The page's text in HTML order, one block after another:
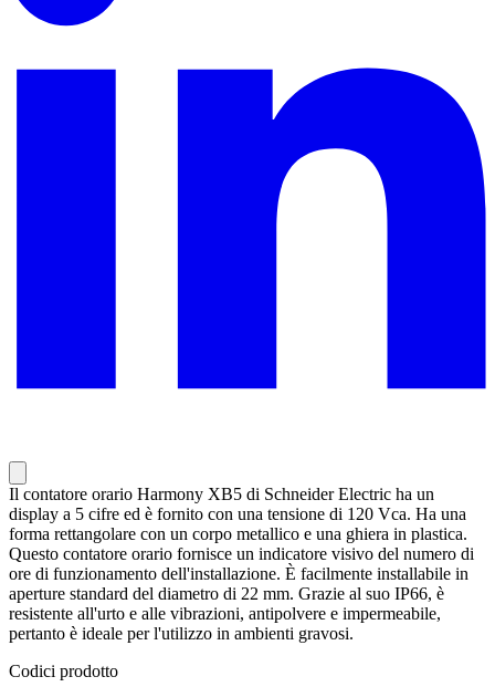
Il contatore orario Harmony XB5 di Schneider Electric ha un
display a 5 cifre ed è fornito con una tensione di 120 Vca. Ha una
forma rettangolare con un corpo metallico e una ghiera in plastica.
Questo contatore orario fornisce un indicatore visivo del numero di
ore di funzionamento dell'installazione. È facilmente installabile in
aperture standard del diametro di 22 mm. Grazie al suo IP66, è
resistente all'urto e alle vibrazioni, antipolvere e impermeabile,
pertanto è ideale per l'utilizzo in ambienti gravosi.
Codici prodotto